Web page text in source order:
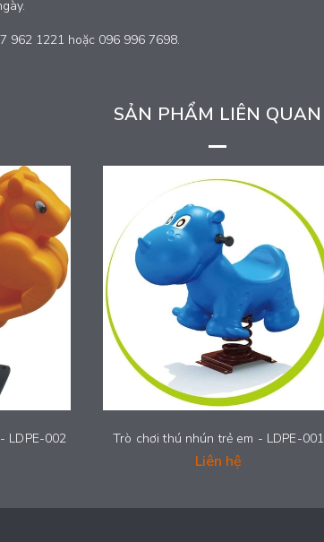
962 1221 hoặc 096 996 7698.
SẢN PHẨM LIÊN QUAN
LDPE-002 Trò chơi thú nhún trẻ em - LDPE-001
Liên hệ